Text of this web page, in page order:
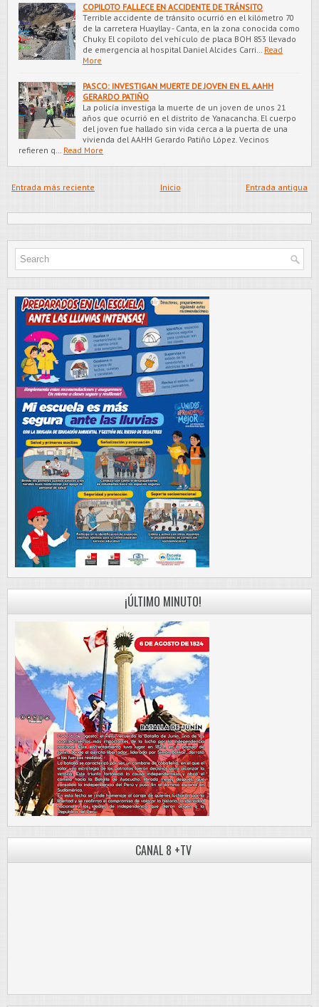
COPILOTO FALLECE EN ACCIDENTE DE TRÁNSITO
Terrible accidente de tránsito ocurrió en el kilómetro 70
de la carretera Huayllay - Canta, en la zona conocida como
Chuky. El copiloto del vehículo de placa BOH 853 llevado
de emergencia al hospital Daniel Alcides Carri…
Read
More
PASCO: INVESTIGAN MUERTE DE JOVEN EN EL AAHH
GERARDO PATIÑO
La policía investiga la muerte de un joven de unos 21
años que ocurrió en el distrito de Yanacancha. El cuerpo
del joven fue hallado sin vida cerca a la puerta de una
vivienda del AAHH Gerardo Patiño López. Vecinos
refieren q…
Read More
Entrada más reciente Entrada antigua
Inicio
¡ÚLTIMO MINUTO!
CANAL 8 +TV